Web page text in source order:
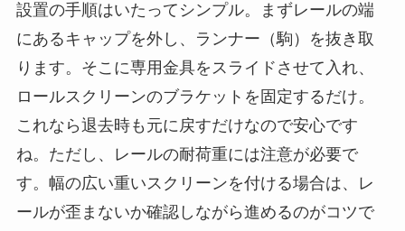
設置の手順はいたってシンプル。まずレールの端
にあるキャップを外し、ランナー（駒）を抜き取
ります。そこに専用金具をスライドさせて入れ、
ロールスクリーンのブラケットを固定するだけ。
これなら退去時も元に戻すだけなので安心です
ね。ただし、レールの耐荷重には注意が必要で
す。幅の広い重いスクリーンを付ける場合は、レ
ールが歪まないか確認しながら進めるのがコツで